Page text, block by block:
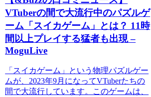
VTuberの間で大流行中のパズルゲ
ーム「スイカゲーム」とは？ 11時
間以上プレイする猛者も出現 –
MoguLive
「スイカゲーム」という物理パズルゲー
ムが、2023年9月になってVTuberたちの
間で大流行しています。このゲームは、